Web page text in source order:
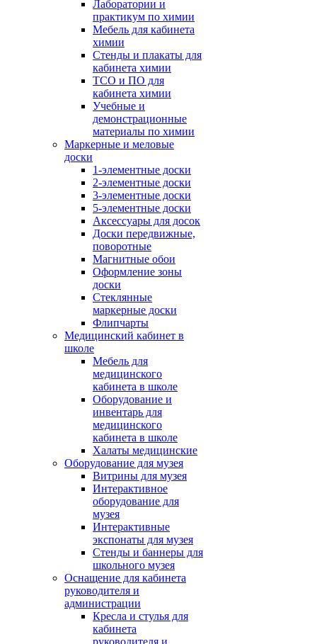
Лаборатории и
практикум по химии
Мебель для кабинета
химии
Стенды и плакаты для
кабинета химии
ТСО и ПО для
кабинета химии
Учебные и
демонстрационные
материалы по химии
Маркерные и меловые
доски
1-элементные доски
2-элементные доски
3-элементные доски
5-элементные доски
Аксессуары для досок
Доски передвижные,
поворотные
Магнитные обои
Оформление зоны
доски
Стеклянные
маркерные доски
Флипчарты
Медицинский кабинет в
школе
Мебель для
медицинского
кабинета в школе
Оборудование и
инвентарь для
медицинского
кабинета в школе
Халаты медицинские
Оборудование для музея
Витрины для музея
Интерактивное
оборудование для
музея
Интерактивные
экспонаты для музея
Стенды и баннеры для
школьного музея
Оснащение для кабинета
руководителя и
администрации
Кресла и стулья для
кабинета
руководителя и